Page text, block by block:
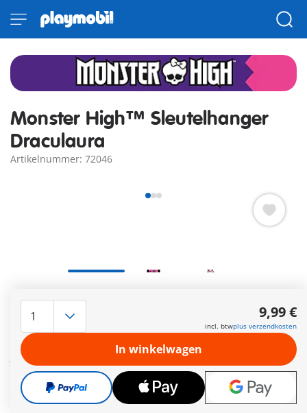
Monster High™ Sleutelhanger
Draculaura
Artikelnummer: 72046
naartoe! De PLAYMOBIL-SLEUTELHANGERS tonen je iconische
meisjes van de 1e generatie in klassieke PLAYMOBIL-stijl. Kies
de Draculaura sleutelhanger in de klassieke roze-zwarte look
en hang hem aan je tas, sleutelbos of rugzak. Zo kun je overal
je monsterlijke stijl laten zien.
Meer informatie
Leveringstermijn op dit moment 3 tot 5 werkdagen
Gratis verzending vanaf €30
9,99 €
incl. btwplus verzendkosten
In winkelwagen